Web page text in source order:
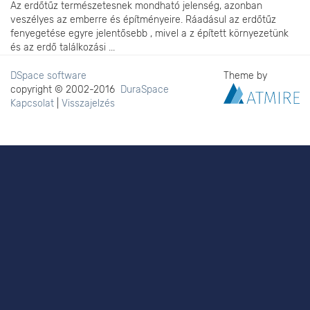
Az erdőtűz természetesnek mondható jelenség, azonban
veszélyes az emberre és építményeire. Ráadásul az erdőtűz
fenyegetése egyre jelentősebb , mivel a z épített környezetünk
és az erdő találkozási ...
DSpace software
copyright © 2002-2016 DuraSpace
Kapcsolat
Visszajelzés
Theme by